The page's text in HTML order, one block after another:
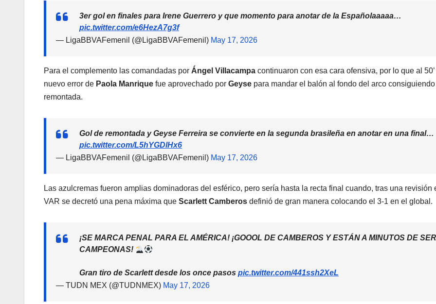
3er gol en finales para Irene Guerrero y que momento para anotar de la Españolaaaaa…
pic.twitter.com/e6HezA7g3f
— LigaBBVAFemenil (@LigaBBVAFemenil) May 17, 2026
Para el complemento las comandadas por Ángel Villacampa continuaron con esa cara ofensiva, por lo que al 50’
nuevo error de Paola Manrique fue aprovechado por Geyse para mandar el balón al fondo del arco consiguiendo
remontada.
Gol de remontada y Geyse Ferreira se convierte en la segunda brasileña en anotar en una final…
pic.twitter.com/L5hYGDlHx6
— LigaBBVAFemenil (@LigaBBVAFemenil) May 17, 2026
Las azulcremas fueron amplias dominadoras del esférico, pero sería hasta la recta final cuando, tras una revisión
VAR se decretó una pena máxima que Scarlett Camberos definió de gran manera colocando el 3-1 en el global.
¡SE MARCA PENAL PARA EL AMÉRICA! ¡GOOOL DE CAMBEROS Y ESTÁN A MINUTOS DE SER
CAMPEONAS!
Gran tiro de Scarlett desde los once pasos pic.twitter.com/441ssh2XeL
— TUDN MEX (@TUDNMEX) May 17, 2026